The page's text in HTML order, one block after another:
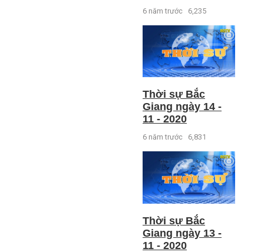
6 năm trước 6,235
Thời sự Bắc
Giang ngày 14 -
11 - 2020
6 năm trước 6,831
Thời sự Bắc
Giang ngày 13 -
11 - 2020